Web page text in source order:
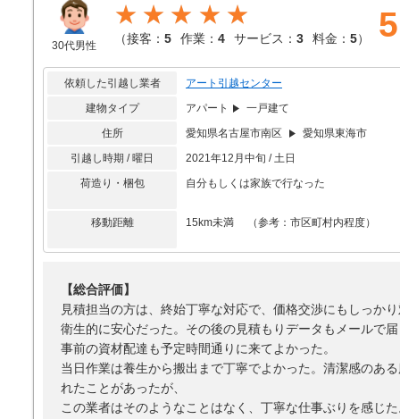
30代男性
★★★★★
（接客： 5 作業： 4 サービス： 3 料金： 5） 5
依頼した引越し業者
アート引越センター
建物タイプ
アパート
一戸建て
住所
愛知県名古屋市南区
愛知県東海市
引越し時期 / 曜日
2021年12月中旬 / 土日
荷造り・梱包
自分もしくは家族で行なった
移動距離 15km未満 （参考：市区町村内程度）
【総合評価】
見積担当の方は、終始丁寧な対応で、価格交渉にもしっか
衛生的に安心だった。その後の見積もりデータもメールで
事前の資材配達も予定時間通りに来てよかった。
当日作業は養生から搬出まで丁寧でよかった。清潔感のあ
れたことがあったが、
この業者はそのようなことはなく、丁寧な仕事ぶりを感じ